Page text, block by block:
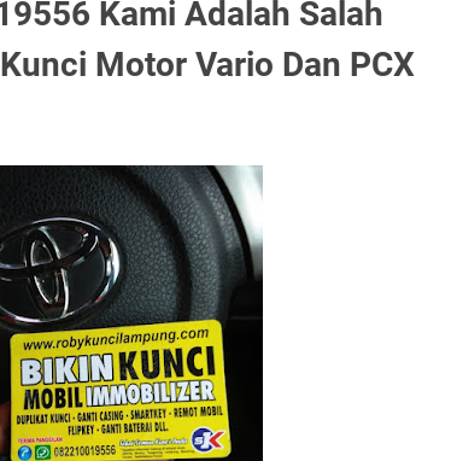
Kami Adalah Salah
Motor Vario Dan PCX